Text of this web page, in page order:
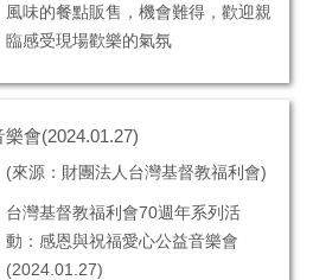
風味的餐點販售，機會難得，歡迎親
臨感受現場歡樂的氣氛
會(2024.01.27)
(來源：財團法人台灣基督教福利會)
台灣基督教福利會70週年系列活
動：感恩與祝福愛心公益音樂會
(2024.01.27)